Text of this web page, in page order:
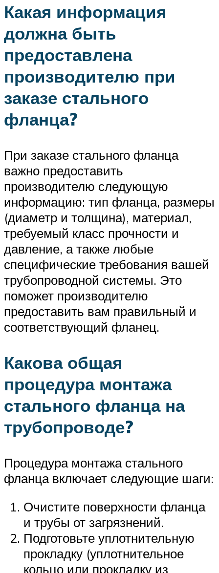
Какая информация
должна быть
предоставлена
производителю при
заказе стального
фланца?
При заказе стального фланца
важно предоставить
производителю следующую
информацию: тип фланца, размеры
(диаметр и толщина), материал,
требуемый класс прочности и
давление, а также любые
специфические требования вашей
трубопроводной системы. Это
поможет производителю
предоставить вам правильный и
соответствующий фланец.
Какова общая
процедура монтажа
стального фланца на
трубопроводе?
Процедура монтажа стального
фланца включает следующие шаги:
Очистите поверхности фланца
и трубы от загрязнений.
Подготовьте уплотнительную
прокладку (уплотнительное
кольцо или прокладку из